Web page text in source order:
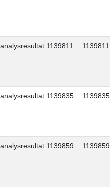
analysresultat.1139811 1139811
analysresultat.1139835 1139835
analysresultat.1139859 1139859